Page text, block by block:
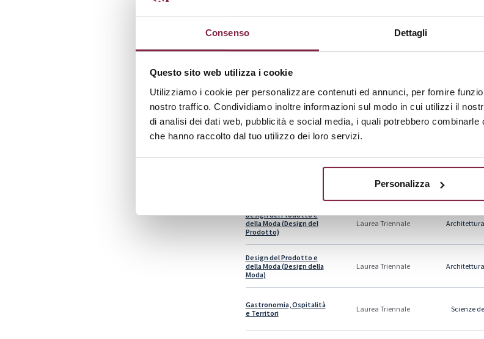
Consenso Dettagli
Questo sito web utilizza i cookie
Utilizziamo i cookie per personalizzare contenuti ed annunci, per fornire
nostro traffico. Condividiamo inoltre informazioni sul modo in cui utilizzi il
di analisi dei dati web, pubblicità e social media, i quali potrebbero
che hanno raccolto dal tuo utilizzo dei loro servizi.
Personalizza
Ecco l’elenco dei corsi di laurea Mercatorum
Corsi di Laurea:
Comunicazione e
Multimedialità
Laurea Triennale
Laurea Triennale
Design del Prodotto e
della Moda (Design del
Prodotto)
Laurea Triennale Architettura
Design del Prodotto e
della Moda (Design della
Moda)
Laurea Triennale Architettura
Gastronomia, Ospitalità
e Territori
Laurea Triennale Scienze